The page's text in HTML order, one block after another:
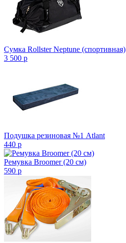
Сумка Rollster Neptune (спортивная)
3 500 p
Подушка резиновая №1 Atlant
440 p
Ремувка Broomer (20 см)
590 p